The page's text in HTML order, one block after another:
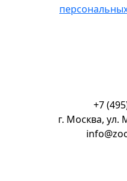
+7
г. Москва, ул.